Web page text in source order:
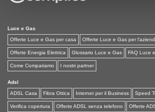
Luce e Gas
Offerte Luce e Gas per casa
Offerte Luce e Gas per
Offerte Energia Elettrica Glossario Luce e Gas FAQ Luce
Come Compariamo I nostri partner
Adsl
ADSL Casa
Fibra Ottica Internet per il Business Speed
Verifica copertura Offerte ADSL senza telefono Offerte